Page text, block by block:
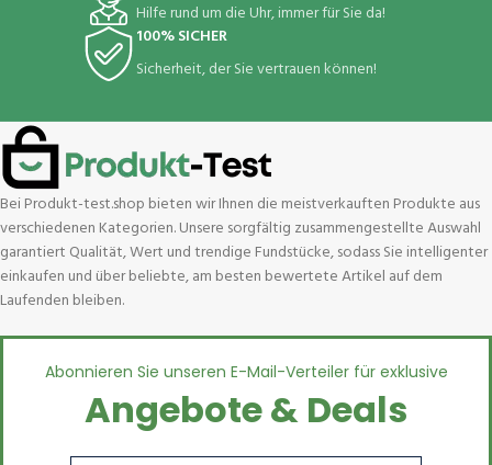
Hilfe rund um die Uhr, immer für Sie da!
100% SICHER
Sicherheit, der Sie vertrauen können!
Bei Produkt-test.shop bieten wir Ihnen die meistverkauften Produkte aus
verschiedenen Kategorien. Unsere sorgfältig zusammengestellte Auswahl
garantiert Qualität, Wert und trendige Fundstücke, sodass Sie intelligenter
einkaufen und über beliebte, am besten bewertete Artikel auf dem
Laufenden bleiben.
Abonnieren Sie unseren E-Mail-Verteiler für exklusive
Angebote & Deals